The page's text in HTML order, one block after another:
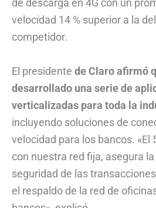
de descarga en 4G con un
velocidad 14 % superior a la
competidor.
El presidente de Claro afirmó
desarrollado una serie de
verticalizadas para toda la
incluyendo soluciones de
velocidad para los bancos. «El
con nuestra red fija, asegura
seguridad de las
el respaldo de la red de